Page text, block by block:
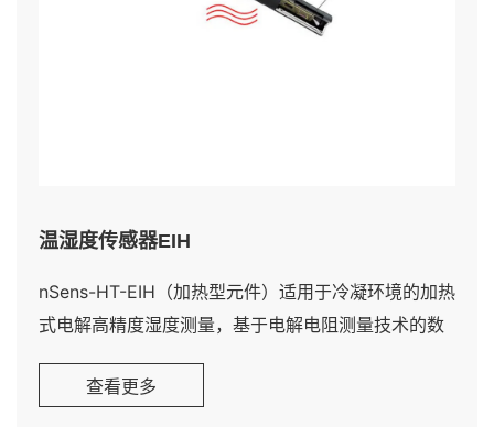
温湿度传感器EIH
nSens-HT-EIH（加热型元件）适用于冷凝环境的加热
式电解高精度湿度测量，基于电解电阻测量技术的数
字式温湿度传感器，内置 NTC 温度传感器。加热型
传感器可在冷凝环境中实现无漂移、稳定测量，适用
查看更多